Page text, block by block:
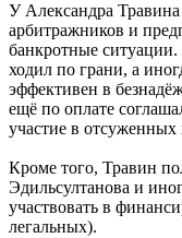
У Александра
арбитражников и
банкротные ситуации.
ходил по грани, а
эффективен в
ещё по оплате
участие в отсуженных
Кроме того, Травин
Эдильсултанова и
участвовать в
легальных).